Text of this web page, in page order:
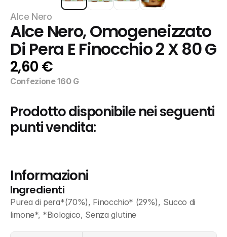
Alce Nero
Alce Nero, Omogeneizzato
Di Pera E Finocchio 2 X 80 G
2,60 €
Confezione 160 G
Prodotto disponibile nei seguenti
punti vendita:
Informazioni
Ingredienti
Purea di pera*(70%), Finocchio* (29%), Succo di
limone*, *Biologico, Senza glutine